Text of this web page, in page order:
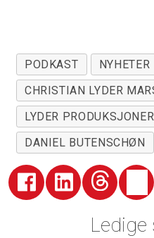
PODKAST NYHETER
CHRISTIAN LYDER
LYDER PRODUKSJONER
DANIEL BUTENSCHØN
Ledige